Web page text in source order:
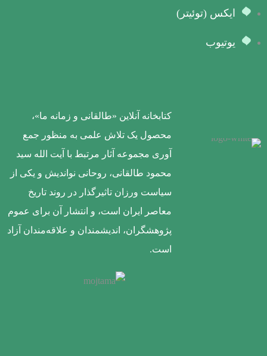
ایکس (توئیتر)
یوتیوب
کتابخانه آنلاین «طالقانی و زمانه ما»،
محصول یک تلاش علمی به منظور جمع
آوری مجموعه آثار مرتبط با آیت الله سید
محمود طالقانی، روحانی نواندیش و یکی از
سیاست ورزان تاثیرگذار در روند تاریخ
معاصر ایران است، و انتشار آن برای عموم
پژوهشگران، اندیشمندان و علاقه‌مندان آزاد
است.